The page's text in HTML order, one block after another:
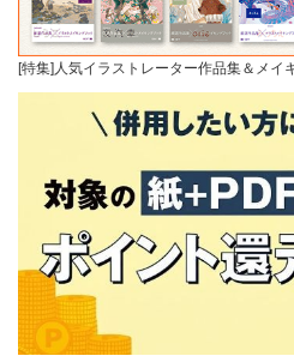
[特集]人気イラストレーター作品集＆メイ